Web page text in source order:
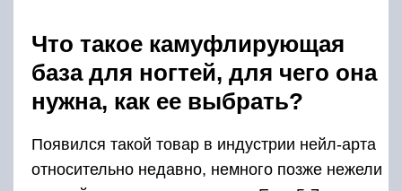
Что такое камуфлирующая
база для ногтей, для чего она
нужна, как ее выбрать?
Появился такой товар в индустрии нейл-арта
относительно недавно, немного позже нежели